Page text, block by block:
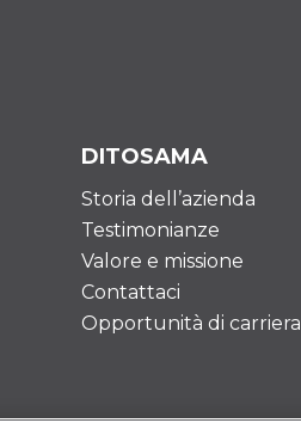
DITOSAMA
Storia dell’azienda
Testimonianze
Valore e missione
Contattaci
Opportunità di carriera